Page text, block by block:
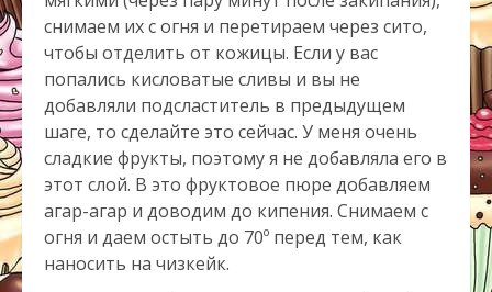
снимаем их с огня и перетираем через сито,
чтобы отделить от кожицы. Если у вас
попались кисловатые сливы и вы не
добавляли подсластитель в предыдущем
шаге, то сделайте это сейчас. У меня очень
сладкие фрукты, поэтому я не добавляла его в
этот слой. В это фруктовое пюре добавляем
агар-агар и доводим до кипения. Снимаем с
огня и даем остыть до 70º перед тем, как
наносить на чизкейк.